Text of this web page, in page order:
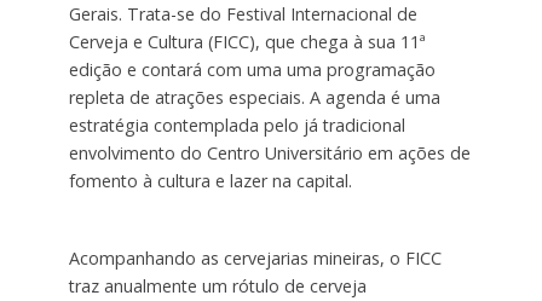
Gerais. Trata-se do Festival Internacional de
Cerveja e Cultura (FICC), que chega à sua 11ª
edição e contará com uma uma programação
repleta de atrações especiais. A agenda é uma
estratégia contemplada pelo já tradicional
envolvimento do Centro Universitário em ações de
fomento à cultura e lazer na capital.
Acompanhando as cervejarias mineiras, o FICC
traz anualmente um rótulo de cerveja